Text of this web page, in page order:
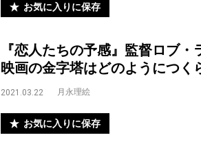
お気に入りに保存
『恋人たちの予感』監督ロブ
映画の金字塔はどのようにつく
2021.03.22 月永理絵
お気に入りに保存